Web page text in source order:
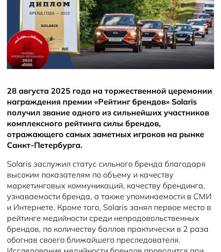
Новости
28 августа 2025 года на торжественной церемонии
награждения премии «Рейтинг брендов» Solaris
получил звание одного из сильнейших участников
комплексного рейтинга силы брендов,
отражающего самых заметных игроков на рынке
Санкт-Петербурга.
Solaris заслужил статус сильного бренда благодаря
высоким показателям по объему и качеству
маркетинговых коммуникаций, качеству брендинга,
узнаваемости бренда, а также упоминаемости в СМИ
и Интернете. Кроме того, Solaris занял первое место в
рейтинге медийности среди непродовольственных
брендов, по количеству баллов практически в 2 раза
обогнав своего ближайшего преследователя.